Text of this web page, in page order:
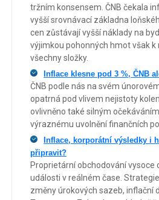
tržním konsensem. ČNB čekala
vyšší srovnávací základna
cen zůstávají vyšší náklady na
výjimkou pohonných hmot však
všechny složky.
Inflace klesne pod 3 %, ČNB
ČNB podle nás na svém
opatrná pod vlivem nejistoty
ovlivněno také silným
výraznému uvolnění finančních
Inflace, korporátní výsledky i
připravit?
Proprietární obchodování
události v reálném čase.
změny úrokových sazeb, inflační